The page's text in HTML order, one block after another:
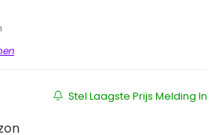
Stel Laagste Prijs Melding In
prijs was:
prijs is: €58.75.